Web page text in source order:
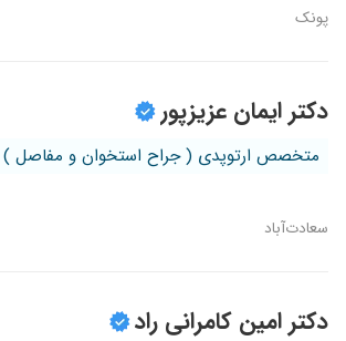
پونک
دکتر ایمان عزیزپور
متخصص ارتوپدی ( جراح استخوان و مفاصل )
سعادت‌آباد
دکتر امین کامرانی راد